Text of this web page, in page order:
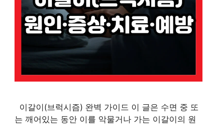
이갈이(브럭시즘) 완벽 가이드 이 글은 수면 중 또
는 깨어있는 동안 이를 악물거나 가는 이갈이의 원